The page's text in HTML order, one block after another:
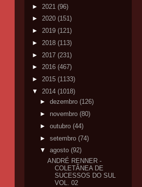
► 2021 (96)
► 2020 (151)
► 2019 (121)
► 2018 (113)
► 2017 (231)
► 2016 (467)
► 2015 (1133)
▼ 2014 (1018)
► dezembro (126)
► novembro (80)
► outubro (44)
► setembro (74)
▼ agosto (92)
ANDRÉ RENNER -
COLETÂNEA DE
SUCESSOS DO SUL
VOL. 02